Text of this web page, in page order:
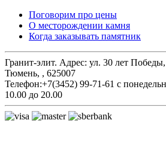
Поговорим про цены
О месторождении камня
Когда заказывать памятник
Гранит-элит. Адрес: ул. 30 лет
Тюмень, , 625007
Телефон:+7(3452) 99-71-61 с
10.00 до 20.00